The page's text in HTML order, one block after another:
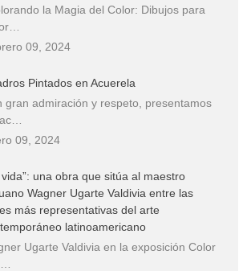
la Magia del Color: Dibujos para
09, 2024
Pintados en Acuerela
gran admiración y respeto, presentamos
09, 2024
vida”: una obra que sitúa al maestro
Wagner Ugarte Valdivia entre las
más representativas del arte
latinoamericano
Ugarte Valdivia en la exposición Color